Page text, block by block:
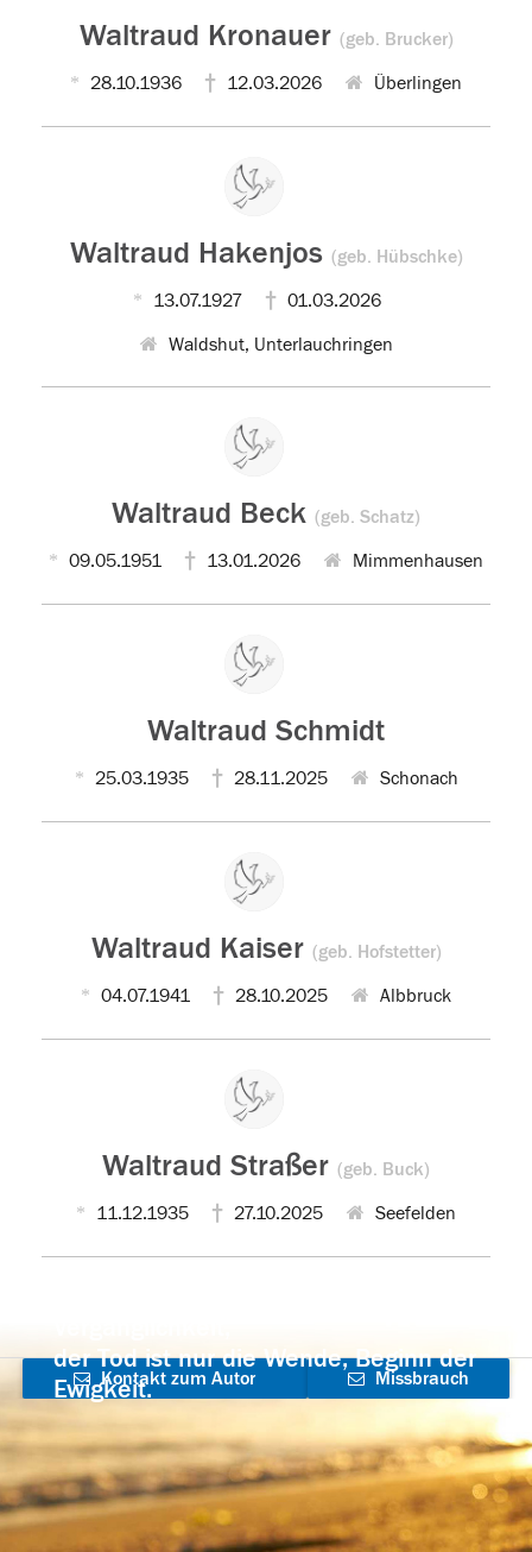
Waltraud Kronauer (geb. Brucker)
28.10.1936 12.03.2026 Überlingen
Waltraud Hakenjos (geb. Hübschke)
13.07.1927 01.03.2026
Waldshut, Unterlauchringen
Waltraud Beck (geb. Schatz)
09.05.1951 13.01.2026 Mimmenhausen
Waltraud Schmidt
25.03.1935 28.11.2025 Schonach
Waltraud Kaiser (geb. Hofstetter)
04.07.1941 28.10.2025 Albbruck
Waltraud Straßer (geb. Buck)
11.12.1935 27.10.2025 Seefelden
der Tod ist nur die Wende, Beginn der
Ewigkeit.
Kontakt zum Autor
aufnehmen
Missbrauch